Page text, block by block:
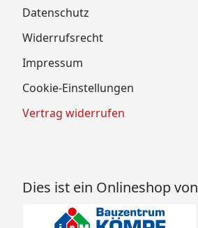
Datenschutz
Widerrufsrecht
Impressum
Cookie-Einstellungen
Vertrag widerrufen
Dies ist ein Onlineshop von